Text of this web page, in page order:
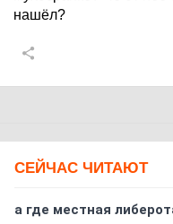
нашёл?
СЕЙЧАС ЧИТАЮТ
а где местная